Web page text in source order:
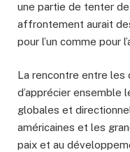
une partie de tenter
affrontement aurait
pour l’un comme pour
La rencontre entre les
d’apprécier ensemble
globales et
américaines et les
paix et au